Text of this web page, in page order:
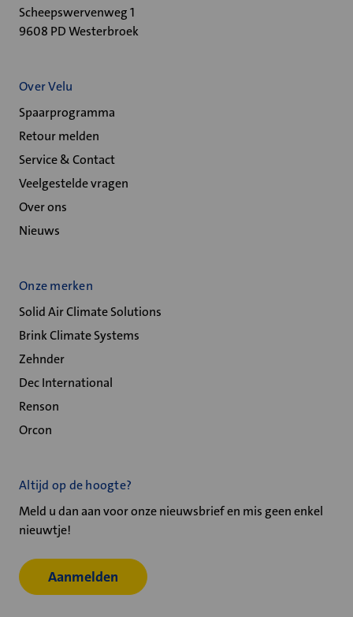
Scheepswervenweg 1
9608 PD Westerbroek
Over Velu
Spaarprogramma
Retour melden
Service & Contact
Veelgestelde vragen
Over ons
Nieuws
Onze merken
Solid Air Climate Solutions
Brink Climate Systems
Zehnder
Dec International
Renson
Orcon
Altijd op de hoogte?
Meld u dan aan voor onze nieuwsbrief en mis geen enkel
nieuwtje!
Aanmelden